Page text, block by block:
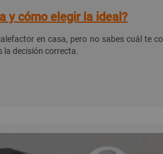
y cómo elegir la ideal?
en casa, pero no sabes cuál te
la decisión correcta.